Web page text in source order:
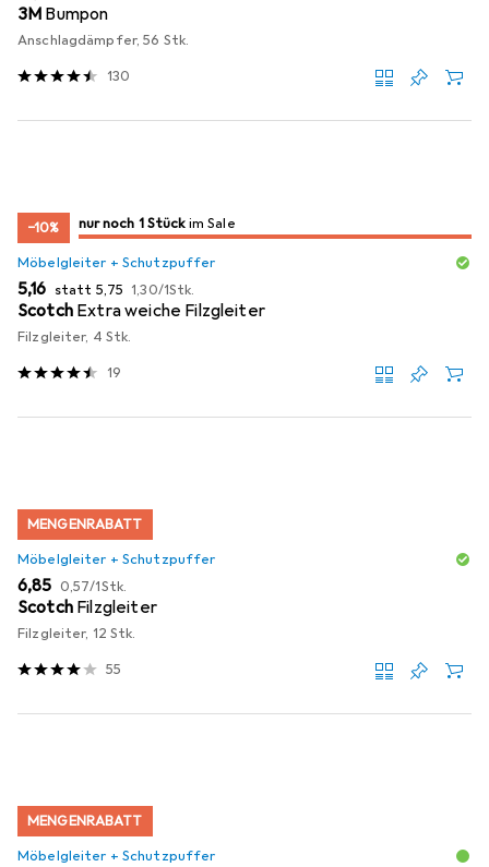
3M Bumpon
Anschlagdämpfer, 56 Stk.
130
−10% noch 1 Stückim Sale
nur noch 1 Stück im Sale
Möbelgleiter + Schutzpuffer
EUR
5,16 statt EUR
5,75 EUR
1,30/1Stk.
Scotch Extra weiche Filzgleiter
Filzgleiter, 4 Stk.
19
MENGENRABATT
Möbelgleiter + Schutzpuffer
EUR
6,85 EUR
0,57/1Stk.
Scotch Filzgleiter
Filzgleiter, 12 Stk.
55
MENGENRABATT
Möbelgleiter + Schutzpuffer